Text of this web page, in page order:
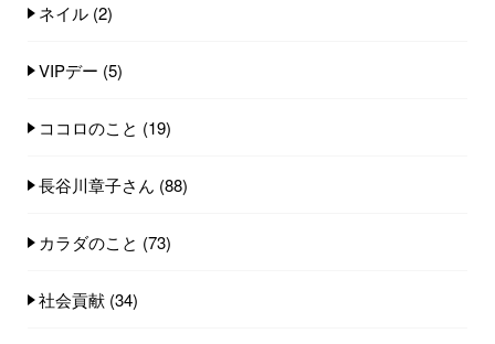
ネイル (2)
VIPデー (5)
ココロのこと (19)
長谷川章子さん (88)
カラダのこと (73)
社会貢献 (34)